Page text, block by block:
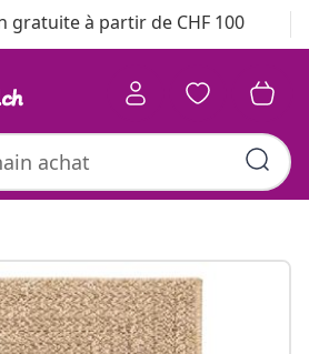
gratuite à partir de CHF 100